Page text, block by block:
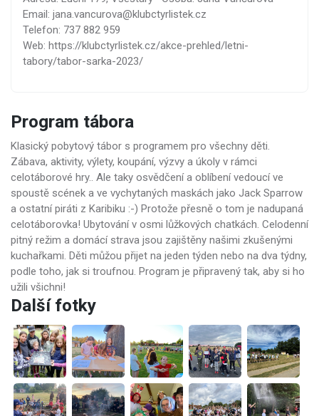
Email: jana.vancurova@klubctyrlistek.cz
Telefon: 737 882 959
Web: https://klubctyrlistek.cz/akce-prehled/letni-
tabory/tabor-sarka-2023/
Program tábora
Klasický pobytový tábor s programem pro všechny děti.
Zábava, aktivity, výlety, koupání, výzvy a úkoly v rámci
celotáborové hry.. Ale taky osvědčení a oblíbení vedoucí ve
spoustě scének a ve vychytaných maskách jako Jack Sparrow
a ostatní piráti z Karibiku :-) Protože přesně o tom je nadupaná
celotáborovka! Ubytování v osmi lůžkových chatkách. Celodenní
pitný režim a domácí strava jsou zajištěny našimi zkušenými
kuchařkami. Děti můžou přijet na jeden týden nebo na dva týdny,
podle toho, jak si troufnou. Program je připravený tak, aby si ho
užili všichni!
Další fotky